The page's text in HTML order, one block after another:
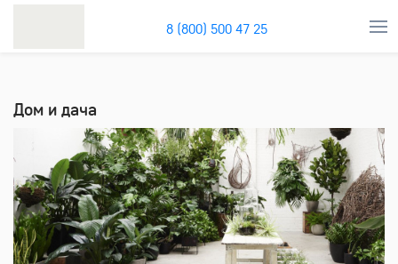
8 (800) 500 47 25
Дом и дача